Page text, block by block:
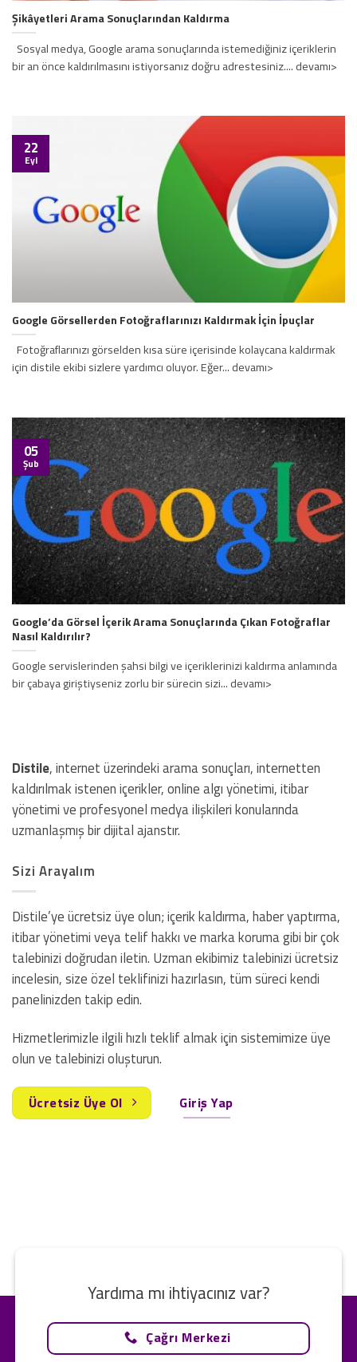
Şikâyetleri Arama Sonuçlarından Kaldırma
Sosyal medya, Google arama sonuçlarında istemediğiniz içeriklerin
bir an önce kaldırılmasını istiyorsanız doğru adrestesiniz.... devamı>
Google Görsellerden Fotoğraflarınızı Kaldırmak İçin İpuçlar
Fotoğraflarınızı görselden kısa süre içerisinde kolaycana kaldırmak
için distile ekibi sizlere yardımcı oluyor. Eğer... devamı>
22
Eyl
Google’da Görsel İçerik Arama Sonuçlarında Çıkan Fotoğraflar
Nasıl Kaldırılır?
Google servislerinden şahsi bilgi ve içeriklerinizi kaldırma anlamında
bir çabaya giriştiyseniz zorlu bir sürecin sizi... devamı>
05
Şub
Distile, internet üzerindeki arama sonuçları, internetten
kaldırılmak istenen içerikler, online algı yönetimi, itibar
yönetimi ve profesyonel medya ilişkileri konularında
uzmanlaşmış bir dijital ajanstır.
Sizi Arayalım
Distile’ye ücretsiz üye olun; içerik kaldırma, haber yaptırma,
itibar yönetimi veya telif hakkı ve marka koruma gibi bir çok
talebinizi doğrudan iletin. Uzman ekibimiz talebinizi ücretsiz
incelesin, size özel teklifinizi hazırlasın, tüm süreci kendi
panelinizden takip edin.
Hizmetlerimizle ilgili hızlı teklif almak için sistemimize üye
olun ve talebinizi oluşturun.
Ücretsiz Üye Ol Giriş Yap
Yardıma mı ihtiyacınız var?
Çağrı Merkezi